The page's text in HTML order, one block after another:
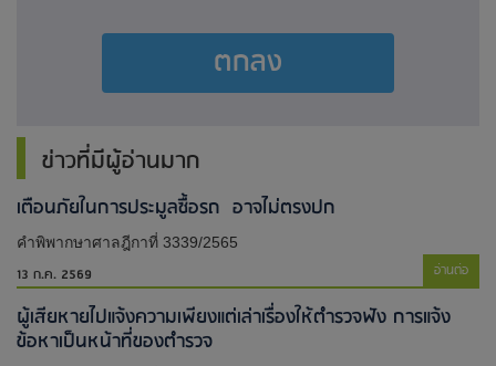
ตกลง
ข่าวที่มีผู้อ่านมาก
เตือนภัยในการประมูลซื้อรถ อาจไม่ตรงปก
คำพิพากษาศาลฎีกาที่ 3339/2565
13 ก.ค. 2569 อ่านต่อ
ผู้เสียหายไปแจ้งความเพียงแต่เล่าเรื่องให้ตำรวจฟัง การแจ้ง
ข้อหาเป็นหน้าที่ของตำรวจ